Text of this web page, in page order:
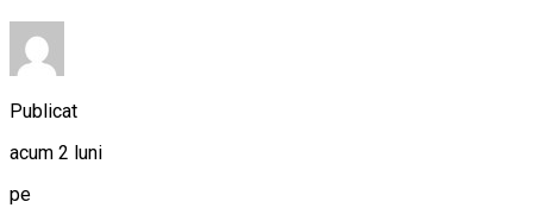
Publicat
acum 2 luni
pe